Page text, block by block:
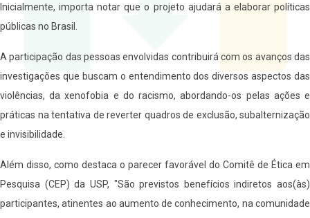
Inicialmente, importa notar que o projeto ajudará a elaborar políticas
públicas no Brasil.
A participação das pessoas envolvidas contribuirá com os avanços das
investigações que buscam o entendimento dos diversos aspectos das
violências, da xenofobia e do racismo, abordando-os pelas ações e
práticas na tentativa de reverter quadros de exclusão, subalternização
e invisibilidade.
Além disso, como destaca o parecer favorável do Comitê de Ética em
Pesquisa (CEP) da USP, "São previstos benefícios indiretos aos(às)
participantes, atinentes ao aumento de conhecimento, na comunidade